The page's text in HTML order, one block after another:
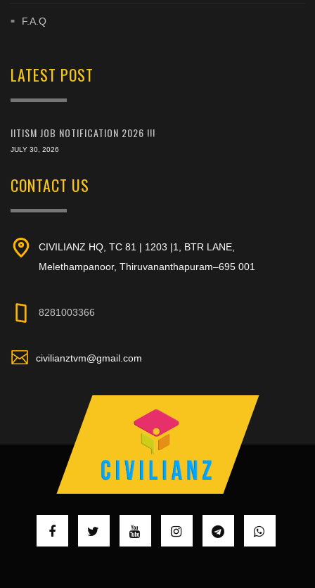
F.A.Q
LATEST POST
IITISM JOB NOTIFICATION 2026 !!!
JULY 30, 2026
CONTACT US
CIVILIANZ HQ, TC 81 | 1203 |1, BTR LANE,
Melethampanoor, Thiruvananthapuram–695 001
8281003366
civilianztvm@gmail.com